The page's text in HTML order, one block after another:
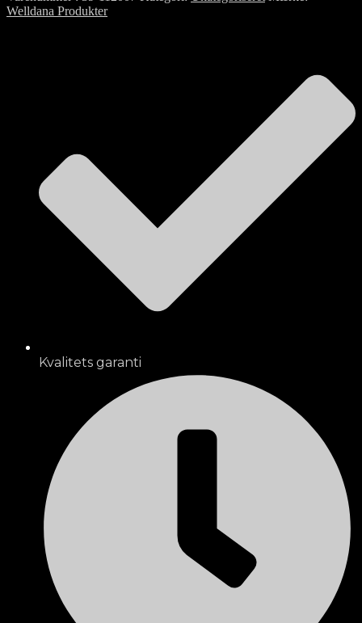
Welldana Produkter
Kvalitets garanti